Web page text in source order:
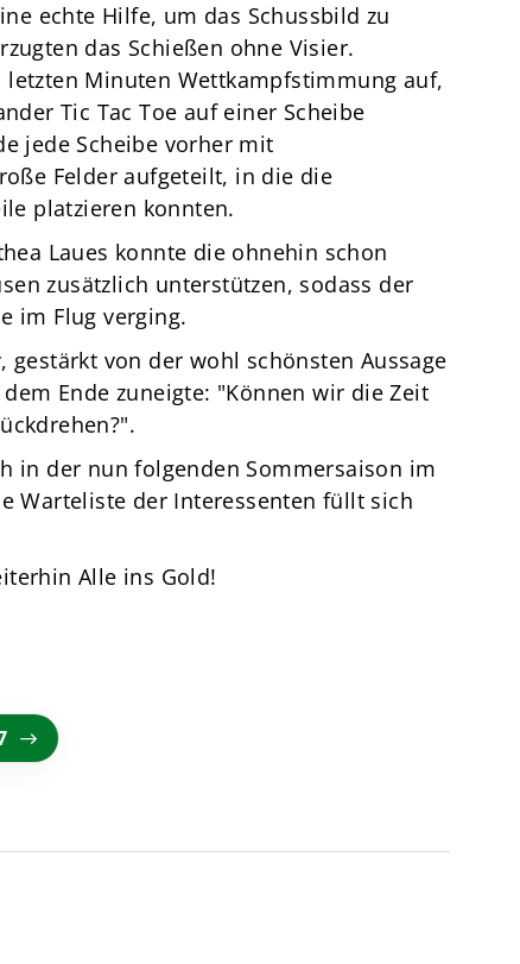
echte Hilfe, um das Schussbild zu
das Schießen ohne Visier.
Minuten Wettkampfstimmung auf,
Tic Tac Toe auf einer Scheibe
jede Scheibe vorher mit
Felder aufgeteilt, in die die
platzieren konnten.
Laues konnte die ohnehin schon
zusätzlich unterstützen, sodass der
im Flug verging.
gestärkt von der wohl schönsten Aussage
Ende zuneigte: "Können wir die Zeit
in der nun folgenden Sommersaison im
Warteliste der Interessenten füllt sich
Alle ins Gold!